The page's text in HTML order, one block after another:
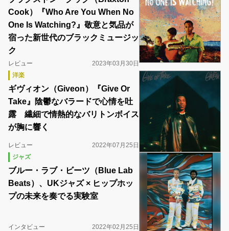
Cook）『Who Are You When No
One Is Watching?』敬意と気品が
宿った新世代のブラックミュージッ
ク
レビュー
2023年03月30日
洋楽
ギヴィオン（Giveon）『Give Or
Take』陰鬱なバラードで心情を吐
露 繊細で情熱的なバリトンボイス
が胸に響く
レビュー
2022年07月25日
ジャズ
ブルー・ラブ・ビーツ（Blue Lab
Beats）、UKジャズ × ヒップホッ
プの未来を奏でる実験室
インタビュー
2022年02月25日